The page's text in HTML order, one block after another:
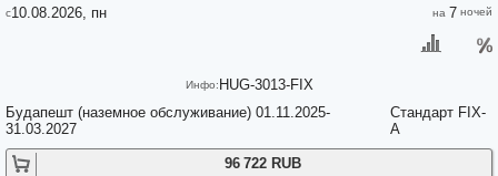
Hotel Golan by Silvercrowngroup 4*
Hotel Luna Budapest 3*
Hotel Memories Budapest 3*
Hotel Memories Old Town 4*
10.08.2026, пн
Будапешт (наземное обслуживание) 01.11.2025-
31.03.2027
Стандарт FIX-
A
7
96 722 RUB
HUG-3013-FIX